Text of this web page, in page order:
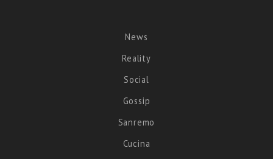
News
Reality
Social
Gossip
Sanremo
Cucina